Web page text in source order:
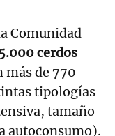
Comunidad
cerdos
más de 770
tipologías
tamaño
autoconsumo).